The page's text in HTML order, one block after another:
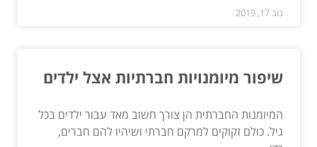
נוב 17, 2019
שיפור מיומנויות חברתיות אצל ילדים
המיומנות החברתית הן צורך חשוב מאד עבור ילדים בכל
גיל. כולם זקוקים למרקם חברתי ושיהיו להם חברים,